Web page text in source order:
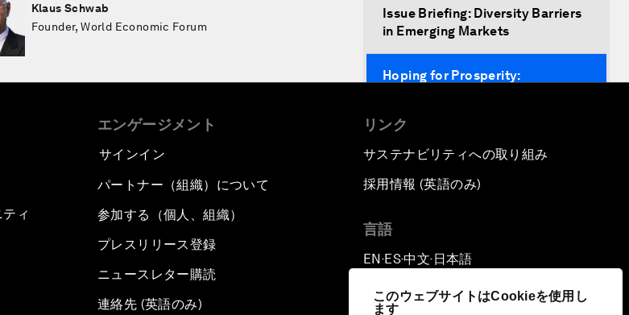
このウェブサイトはCookieを使用し
ます
Klaus Schwab
Founder, World Economic Forum
Issue Briefing: Diversity Barriers
in Emerging Markets
Hoping for Prosperity:
The Promise of Progress
Making Music across Borders
ィ
エンゲージメント
サインイン
パートナー（組織）について
参加する（個人、組織）
プレスリリース登録
ニュースレター購読
連絡先 (英語のみ)
リンク
サステナビリティへの取り組み
採用情報 (英語のみ)
言語
EN ▪ES▪中文▪ 日本語